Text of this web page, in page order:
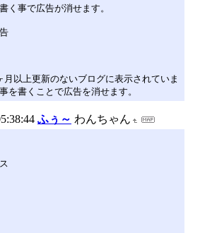
く事で広告が消せます。
月以上更新のないブログに表示されていま
を書くことで広告を消せます。
ふぅ～ わんちゃん